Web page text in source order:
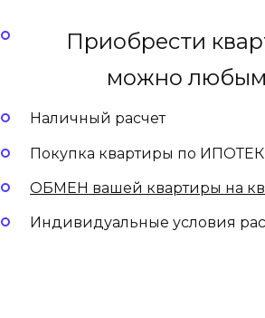
Приобрести
можно любым
Наличный расчет
Покупка квартиры по
ОБМЕН вашей квартиры на
Индивидуальные условия